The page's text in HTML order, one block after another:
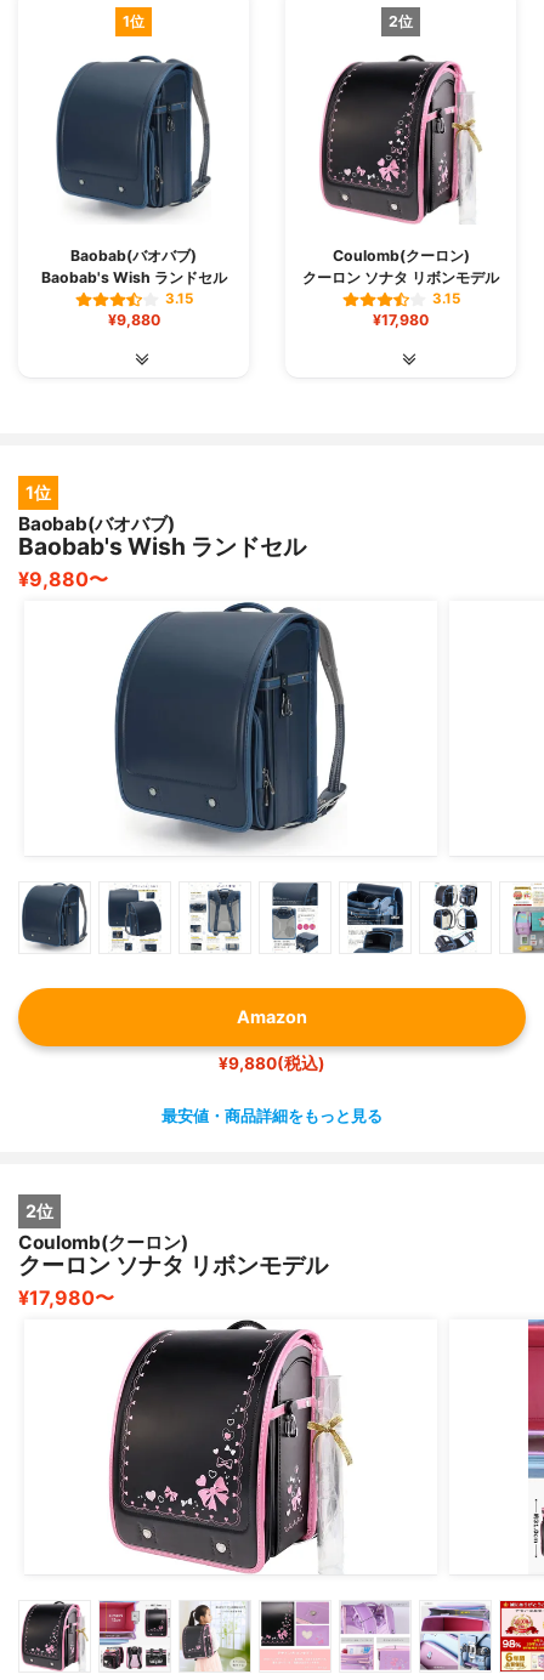
1位
Baobab(バオバブ)
Baobab's Wish ランドセル
3.15
¥9,880
2位
Coulomb(クーロン)
クーロン ソナタ リボンモデル
3.15
¥17,980
1位
Baobab(バオバブ)
Baobab's Wish ランドセル
¥9,880〜
Amazon
¥9,880(税込)
最安値・商品詳細をもっと見る
2位
Coulomb(クーロン)
クーロン ソナタ リボンモデル
¥17,980〜